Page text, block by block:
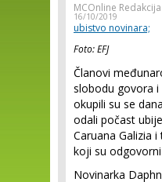
MCOnline Redakcija
16/10/2019
ubistvo novinara;
Foto: EFJ
Članovi
slobodu govora i
okupili su se
odali počast
Caruana Galizia
koji su
Novinarka